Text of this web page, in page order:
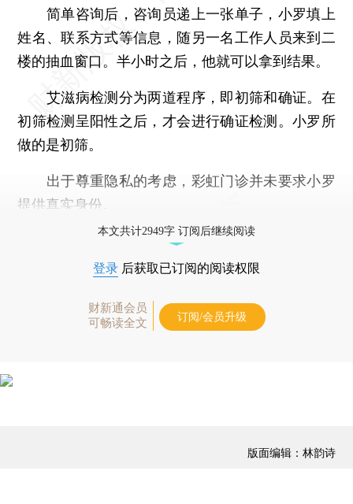
简单咨询后，咨询员递上一张单子，小罗填上
姓名、联系方式等信息，随另一名工作人员来到二
楼的抽血窗口。半小时之后，他就可以拿到结果。
艾滋病检测分为两道程序，即初筛和确证。在
初筛检测呈阳性之后，才会进行确证检测。小罗所
做的是初筛。
出于尊重隐私的考虑，彩虹门诊并未要求小罗
提供真实身份。
本文共计2949字 订阅后继续阅读
登录 后获取已订阅的阅读权限
财新通会员
可畅读全文
订阅/会员升级
版面编辑：林韵诗